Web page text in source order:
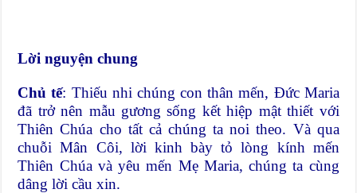
Lời nguyện chung
Chủ tế: Thiếu nhi chúng con thân mến, Đức Maria
đã trở nên mẫu gương sống kết hiệp mật thiết với
Thiên Chúa cho tất cả chúng ta noi theo. Và qua
chuỗi Mân Côi, lời kinh bày tỏ lòng kính mến
Thiên Chúa và yêu mến Mẹ Maria, chúng ta cùng
dâng lời cầu xin.